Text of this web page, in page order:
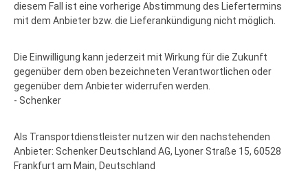
diesem Fall ist eine vorherige Abstimmung des Liefertermins
mit dem Anbieter bzw. die Lieferankündigung nicht möglich.
Die Einwilligung kann jederzeit mit Wirkung für die Zukunft
gegenüber dem oben bezeichneten Verantwortlichen oder
gegenüber dem Anbieter widerrufen werden.
- Schenker
Als Transportdienstleister nutzen wir den nachstehenden
Anbieter: Schenker Deutschland AG, Lyoner Straße 15, 60528
Frankfurt am Main, Deutschland